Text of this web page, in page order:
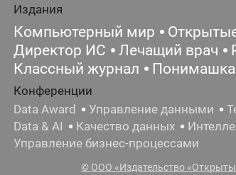
Издания
Компьютерный мир
Директор ИС
Лечащий врач
Классный журнал
Понимашка
Конференции
Data Award
Управление данными
Data & AI
Качество данных
Управление бизнес-процессами
© ООО «Издательство